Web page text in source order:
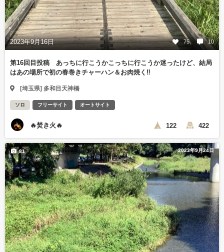
2023年9月16日 75 10
第16回目投稿 あっちに行こうかこっちに行こうか迷ったけど、結局
はあの場所で初の春巻きチャーハン＆お肉焼く‼️
[埼玉県] 多和目天神橋
ソロ フリーサイト オートサイト
🔥焚き火🔥 122 422
2023年9月24日
81